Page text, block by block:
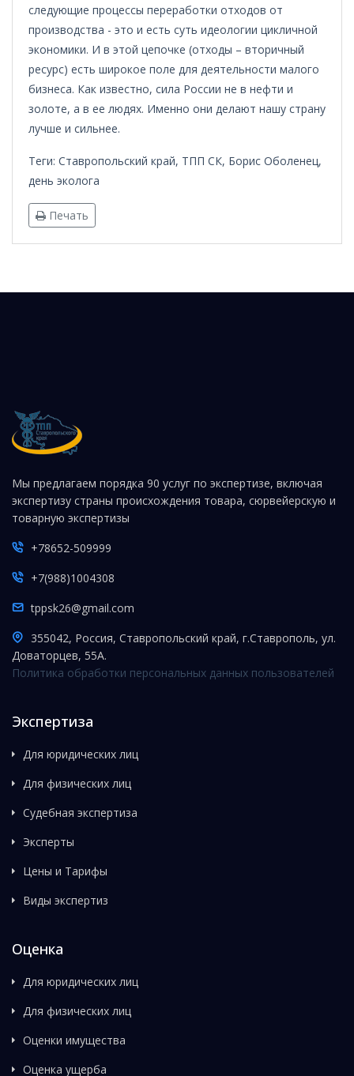
следующие процессы переработки отходов от
производства - это и есть суть идеологии цикличной
экономики. И в этой цепочке (отходы – вторичный
ресурс) есть широкое поле для деятельности малого
бизнеса. Как известно, сила России не в нефти и
золоте, а в ее людях. Именно они делают нашу страну
лучше и сильнее.
Теги: Ставропольский край, ТПП СК, Борис Оболенец,
день эколога
Печать
Мы предлагаем порядка 90 услуг по экспертизе, включая
экспертизу страны происхождения товара, сюрвейерскую и
товарную экспертизы
+78652-509999
+7(988)1004308
tppsk26@gmail.com
355042, Россия, Ставропольский край, г.Ставрополь, ул.
Доваторцев, 55А.
Политика обработки персональных данных пользователей
Экспертиза
Для юридических лиц
Для физических лиц
Судебная экспертиза
Эксперты
Цены и Тарифы
Виды экспертиз
Оценка
Для юридических лиц
Для физических лиц
Оценки имущества
Оценка ущерба